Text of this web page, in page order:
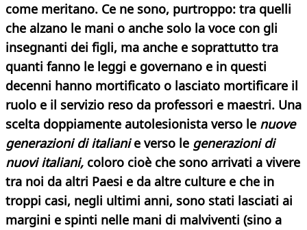
come meritano. Ce ne sono, purtroppo: tra quelli
che alzano le mani o anche solo la voce con gli
insegnanti dei figli, ma anche e soprattutto tra
quanti fanno le leggi e governano e in questi
decenni hanno mortificato o lasciato mortificare il
ruolo e il servizio reso da professori e maestri. Una
scelta doppiamente autolesionista verso le nuove
generazioni di italiani e verso le generazioni di
nuovi italiani, coloro cioè che sono arrivati a vivere
tra noi da altri Paesi e da altre culture e che in
troppi casi, negli ultimi anni, sono stati lasciati ai
margini e spinti nelle mani di malviventi (sino a